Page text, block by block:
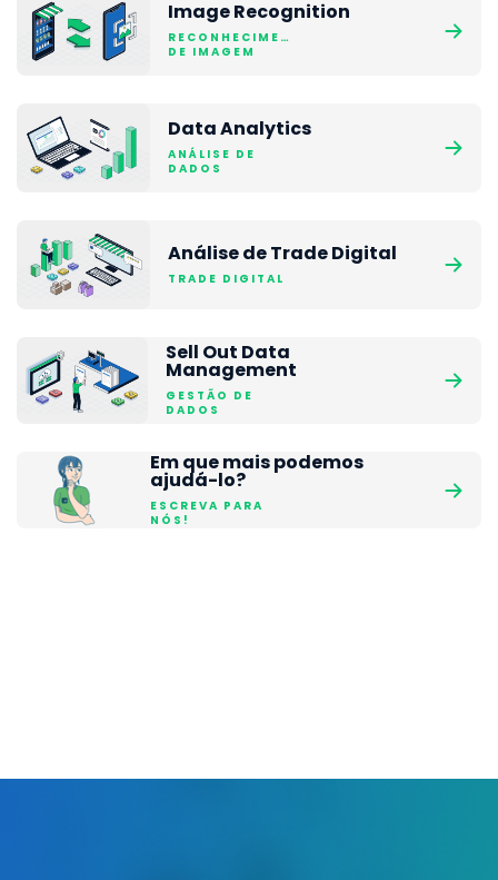
Image Recognition
RECONHECIMENTO
DE IMAGEM
Data Analytics
ANÁLISE DE
DADOS
Análise de Trade Digital
TRADE DIGITAL
Sell Out Data
Management
GESTÃO DE
DADOS
Em que mais podemos
ajudá-lo?
ESCREVA PARA
NÓS!